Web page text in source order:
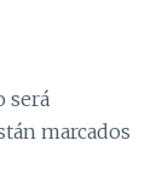
será
marcados